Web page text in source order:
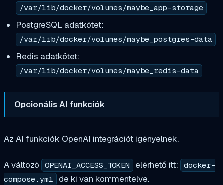
/var/lib/docker/volumes/maybe_app-storage
PostgreSQL adatkötet:
/var/lib/docker/volumes/maybe_postgres-data
Redis adatkötet:
/var/lib/docker/volumes/maybe_redis-data
Opcionális AI funkciók
Az AI funkciók OpenAI integrációt igényelnek.
A változó OPENAI_ACCESS_TOKEN elérhető itt:
docker-
compose.yml
de ki van kommentelve.